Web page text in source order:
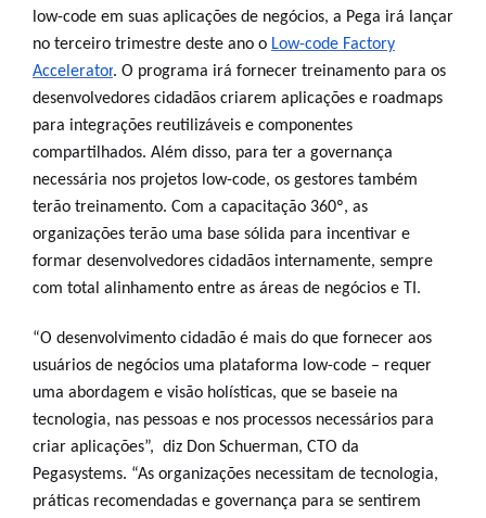
low-code em suas aplicações de negócios, a Pega irá lançar
no terceiro trimestre deste ano o Low-code Factory
Accelerator. O programa irá fornecer treinamento para os
desenvolvedores cidadãos criarem aplicações e roadmaps
para integrações reutilizáveis ​​e componentes
compartilhados. Além disso, para ter a governança
necessária nos projetos low-code, os gestores também
terão treinamento. Com a capacitação 360º, as
organizações terão uma base sólida para incentivar e
formar desenvolvedores cidadãos internamente, sempre
com total alinhamento entre as áreas de negócios e TI.
“O desenvolvimento cidadão é mais do que fornecer aos
usuários de negócios uma plataforma low-code – requer
uma abordagem e visão holísticas, que se baseie na
tecnologia, nas pessoas e nos processos necessários para
criar aplicações”, diz Don Schuerman, CTO da
Pegasystems. “As organizações necessitam de tecnologia,
práticas recomendadas e governança para se sentirem